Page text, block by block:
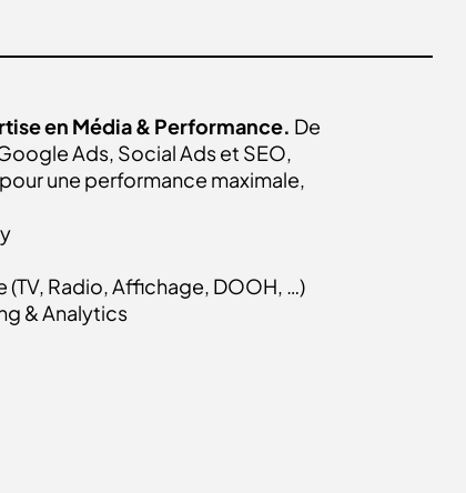
en Média & Performance. De
Ads, Social Ads et SEO,
une performance maximale,
(TV, Radio, Affichage, DOOH, …)
& Analytics